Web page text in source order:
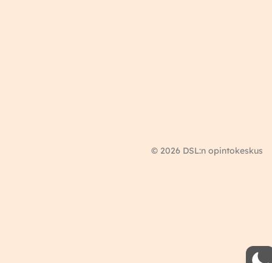
© 2026 DSL:n opintokeskus